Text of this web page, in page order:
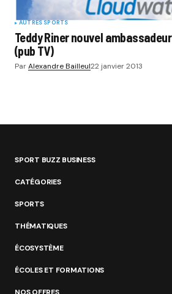
AUTRES SPORTS
Teddy Riner nouvel
(pub TV)
ParAlexandre Bailleul22 janvier 2013
SPORT BUZZ BUSINESS
CATÉGORIES
SPORTS
THÉMATIQUES
ÉCOSYSTÈME
ÉCOLES ET FORMATIONS